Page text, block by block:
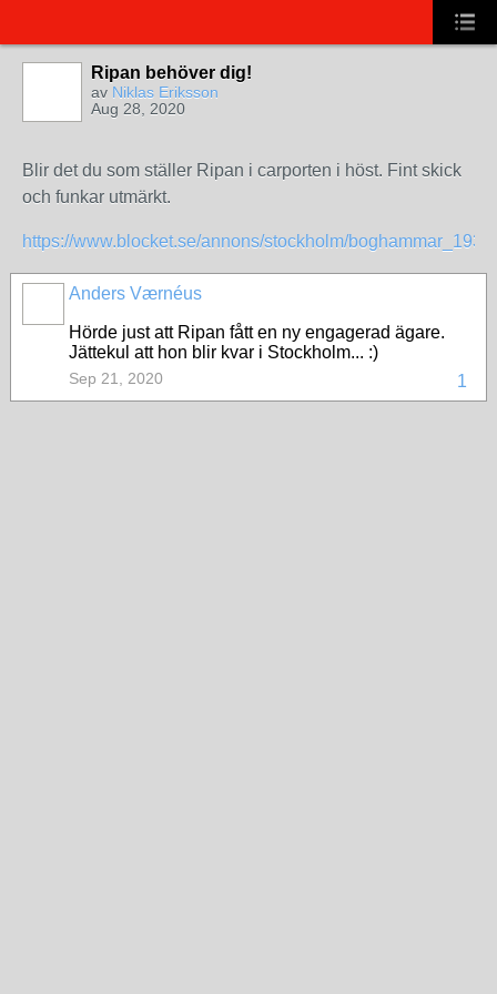
Ripan behöver dig!
av Niklas Eriksson
Aug 28, 2020
Blir det du som ställer Ripan i carporten i höst. Fint skick
och funkar utmärkt.
https://www.blocket.se/annons/stockholm/
Anders Værnéus
Hörde just att Ripan fått en ny engagerad ägare.
Jättekul att hon blir kvar i Stockholm... :)
1
Sep 21, 2020